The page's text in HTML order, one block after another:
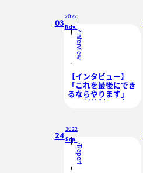
03
2022
Nov./
Interview
【インタビュー】
「これを最後にでき
るならやります」
──新体制Payrin’s
24
2022
Sep./
Report